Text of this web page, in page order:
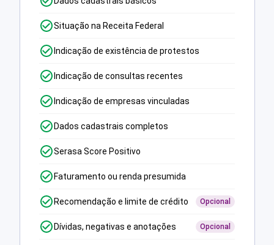
Situação na Receita Federal
Indicação de existência de protestos
Indicação de consultas recentes
Indicação de empresas vinculadas
Dados cadastrais completos
Serasa Score Positivo
Faturamento ou renda presumida
Recomendação e limite de crédito Opcional
Dívidas, negativas e anotações Opcional